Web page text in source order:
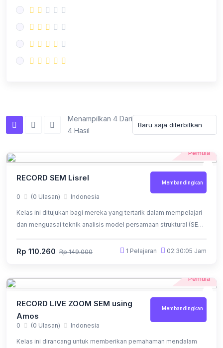
Menampilkan 4 Dari
4 Hasil
Pemula
RECORD SEM Lisrel Membandingkan
0 (0 Ulasan) Indonesia
Kelas ini ditujukan bagi mereka yang tertarik dalam mempelajari
dan menguasai teknik analisis model persamaan struktural (SEM)
Rp 110.260 Rp 149.000 1 Pelajaran 02:30:05 Jam
Pemula
RECORD LIVE ZOOM SEM using
Amos
Membandingkan
0 (0 Ulasan) Indonesia
Kelas ini dirancang untuk memberikan pemahaman mendalam